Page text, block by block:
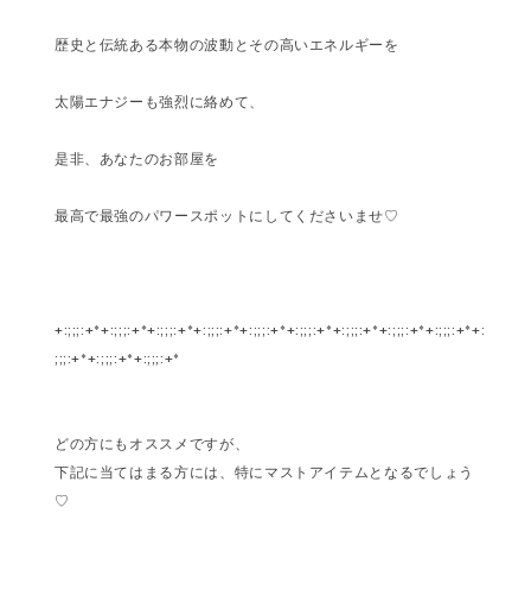
歴史と伝統ある本物の波動とその高いエネルギーを
太陽エナジーも強烈に絡めて、
是非、あなたのお部屋を
最高で最強のパワースポットにしてくださいませ♡
+:;;;:+*+:;;;:+*+:;;;:+*+:;;;:+*+:;;;:+*+:;;;:+*+:;;;:+*+:;;;:+*+:;;;:+*+:
;;;:+*+:;;;:+*+:;;;:+*
どの方にもオススメですが、
下記に当てはまる方には、特にマストアイテムとなるでしょう
♡